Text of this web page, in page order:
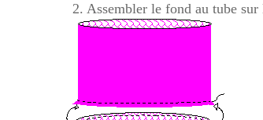
2. Assembler le fond au tube sur